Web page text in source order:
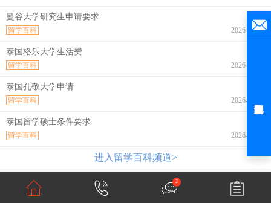
曼谷大学研究生申请要求
2026-08-10
留学百科
泰国格乐大学生活费
2026-08-10
留学百科
泰国孔敬大学申请
2026-08-10
留学百科
泰国留学硕士条件要求
2026-08-10
留学百科
进入留学百科频道>
2